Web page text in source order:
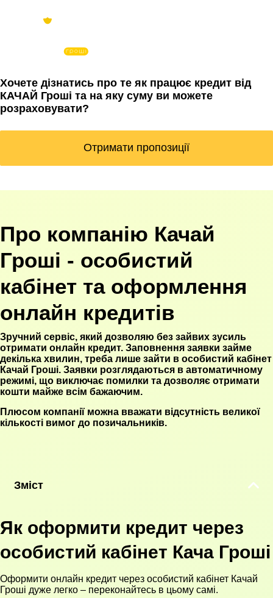
Хочете дізнатись про те як працює кредит від
КАЧАЙ Гроші та на яку суму ви можете
розраховувати?
Отримати пропозиції
Про компанію Качай
Гроші - особистий
кабінет та оформлення
онлайн кредитів
Зручний сервіс, який дозволяю без зайвих зусиль
отримати онлайн кредит. Заповнення заявки займе
декілька хвилин, треба лише зайти в особистий кабінет
Качай Гроші. Заявки розглядаються в автоматичному
режимі, що виключає помилки та дозволяє отримати
кошти майже всім бажаючим.
Плюсом компанії можна вважати відсутність великої
кількості вимог до позичальників.
Зміст
Як оформити кредит через
особистий кабінет Кача Гроші
Оформити онлайн кредит через особистий кабінет Качай
Гроші дуже легко – переконайтесь в цьому самі.